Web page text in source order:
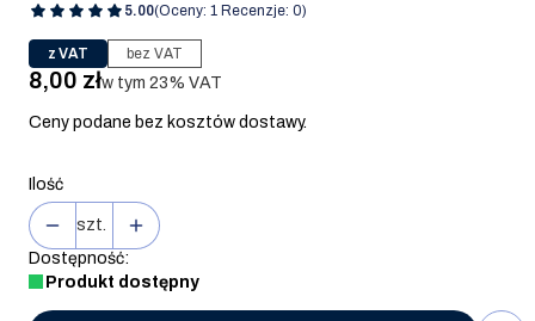
5.00(Oceny: 1 Recenzje: 0)
z VAT bez VAT
Cena
8,00 złw tym 23% VAT
w tym 23% VAT
Ceny podane bez kosztów dostawy.
Ilość
szt.
Dostępność:
Produkt dostępny